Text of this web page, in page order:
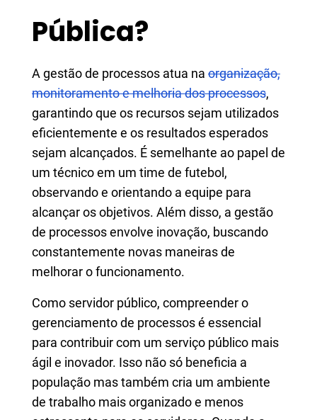
Pública?
A gestão de processos atua na organização,
monitoramento e melhoria dos processos,
garantindo que os recursos sejam utilizados
eficientemente e os resultados esperados
sejam alcançados. É semelhante ao papel de
um técnico em um time de futebol,
observando e orientando a equipe para
alcançar os objetivos. Além disso, a gestão
de processos envolve inovação, buscando
constantemente novas maneiras de
melhorar o funcionamento.
Como servidor público, compreender o
gerenciamento de processos é essencial
para contribuir com um serviço público mais
ágil e inovador. Isso não só beneficia a
população mas também cria um ambiente
de trabalho mais organizado e menos